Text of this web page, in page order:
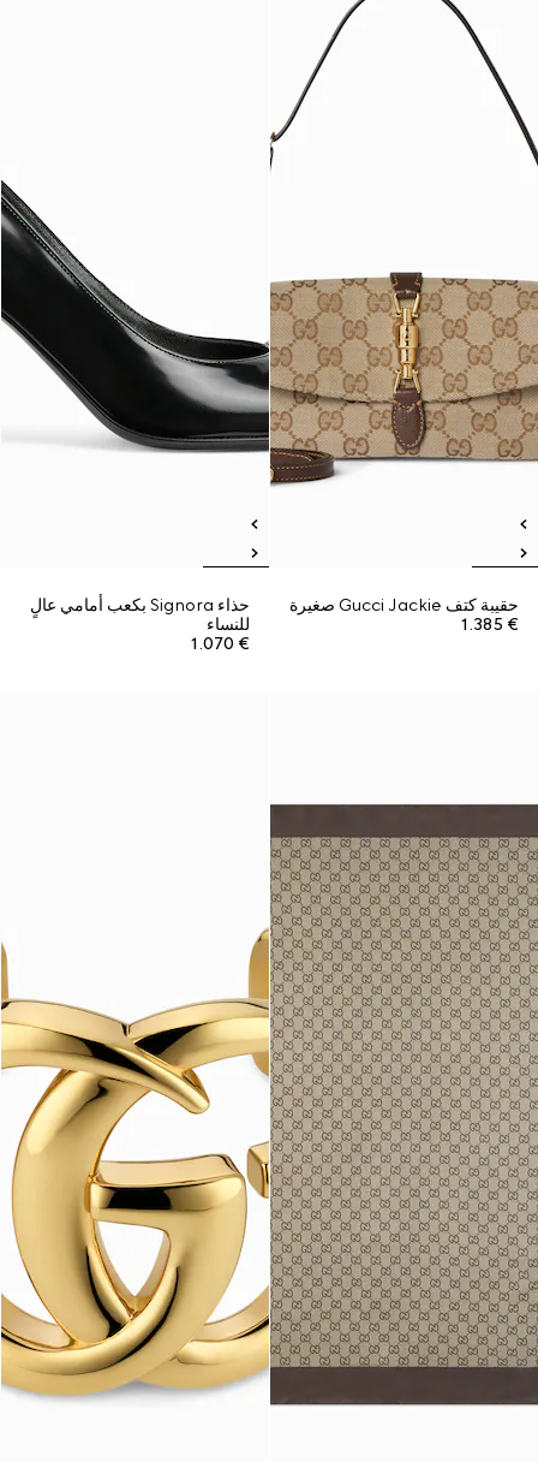
حقيبة كتف Gucci Jackie صغيرة
€ 1.385
حذاء Signora بكعب أمامي عالٍ
للنساء
€ 1.070